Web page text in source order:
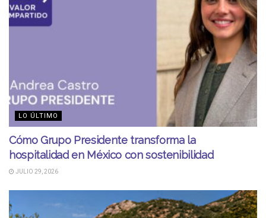
LO ÚLTIMO
Cómo Grupo Presidente transforma la
hospitalidad en México con sostenibilidad
JULIO 29, 2026